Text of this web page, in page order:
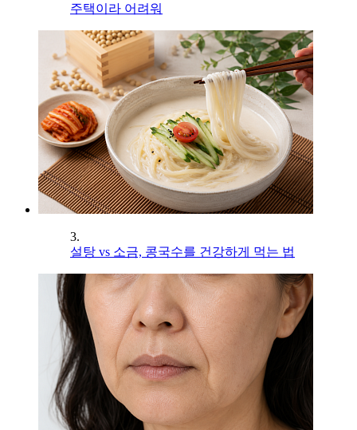
주택이라 어려워
3.
설탕 vs 소금, 콩국수를 건강하게 먹는 법